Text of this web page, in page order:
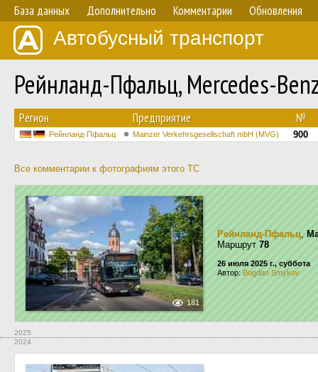
База данных Дополнительно Комментарии Обновления
Автобусный транспорт
Рейнланд-Пфальц, Mercedes-
Регион Предприятие №
Рейнланд-Пфальц Mainzer Verkehrsgesellschaft mbH (MVG) 900
Все комментарии к фотографиям этого ТС
181
Рейнланд-Пфальц,
Маршрут 78
26 июля 2025 г., суббота
Автор: Bogdan Smykov
2025
2024